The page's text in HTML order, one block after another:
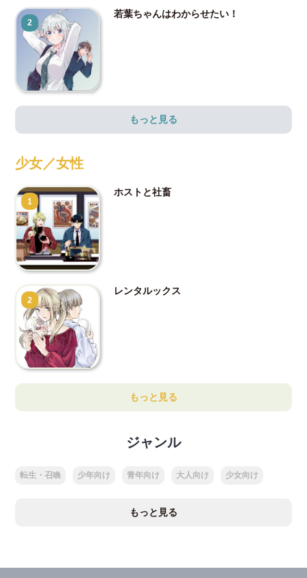
2
若葉ちゃんはわからせたい！
もっと見る
少女／女性
1
ホストと社畜
2
レンタルックス
もっと見る
ジャンル
転生・召喚 少年向け 青年向け 大人向け 少女向け
もっと見る